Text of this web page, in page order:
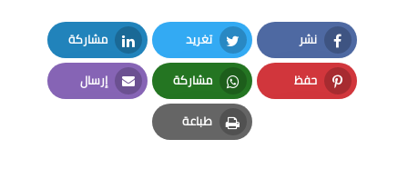
نشر
Facebook
تغريد
Twitter
مشاركة
LinkedIn
حفظ
Pinterest
مشاركة
Whatsapp
إرسال
Email
طباعة
Print